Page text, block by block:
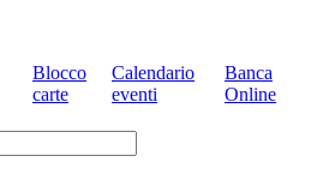
Blocco
carte
Calendario
eventi
Banca
Online